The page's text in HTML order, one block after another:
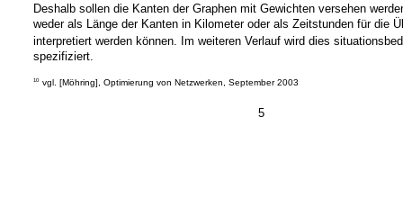
Deshalb sollen die Kanten der Graphen mit Gewichten versehen
weder als Länge der Kanten in Kilometer oder als Zeitstunden für die
interpretiert werden können. Im weiteren Verlauf wird dies
spezifiziert.
10 vgl. [Möhring], Optimierung von Netzwerken, September 2003
5